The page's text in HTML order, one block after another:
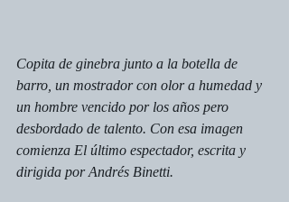
Copita de ginebra junto a la botella de
barro, un mostrador con olor a humedad y
un hombre vencido por los años pero
desbordado de talento. Con esa imagen
comienza El último espectador, escrita y
dirigida por Andrés Binetti.